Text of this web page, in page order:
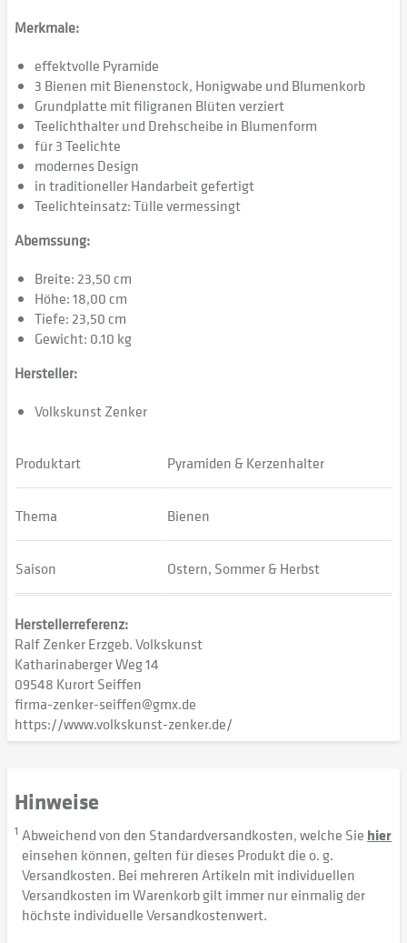
Merkmale:
effektvolle Pyramide
3 Bienen mit Bienenstock, Honigwabe und Blumenkorb
Grundplatte mit filigranen Blüten verziert
Teelichthalter und Drehscheibe in Blumenform
für 3 Teelichte
modernes Design
in traditioneller Handarbeit gefertigt
Teelichteinsatz: Tülle vermessingt
Abemssung:
Breite: 23,50 cm
Höhe: 18,00 cm
Tiefe: 23,50 cm
Gewicht: 0.10 kg
Hersteller:
Volkskunst Zenker
Produktart Pyramiden & Kerzenhalter
Thema Bienen
Saison Ostern, Sommer & Herbst
Herstellerreferenz:
Ralf Zenker Erzgeb. Volkskunst
Katharinaberger Weg 14
09548 Kurort Seiffen
firma-zenker-seiffen@gmx.de
https://www.volkskunst-zenker.de/
Hinweise
1 Abweichend von den Standardversandkosten, welche Sie hier
einsehen können, gelten für dieses Produkt die o. g.
Versandkosten. Bei mehreren Artikeln mit individuellen
Versandkosten im Warenkorb gilt immer nur einmalig der
höchste individuelle Versandkostenwert.